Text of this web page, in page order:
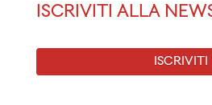
ISCRIVITI ALLA
ISCRIVITI